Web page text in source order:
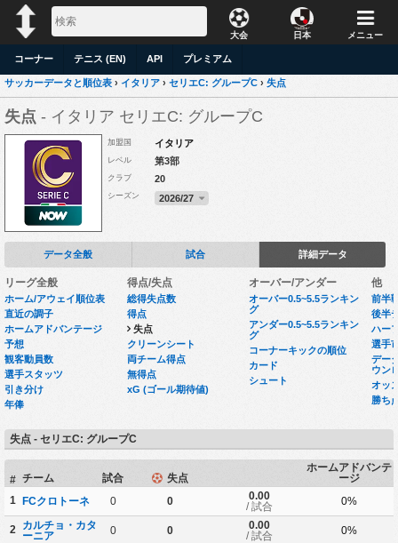
大会 日本 メニュー
コーナー テニス (EN) API プレミアム
サッカーデータと順位表 › イタリア › セリエC: グループC › 失点
失点 - イタリア セリエC: グループC
加盟国 イタリア
レベル 第3部
クラブ 20
シーズン 2026/27
データ全般 試合 詳細データ
リーグ全般
ホーム/アウェイ順位表
直近の調子
ホームアドバンテージ
予想
観客動員数
選手スタッツ
引き分け
年俸
得点/失点
総得失点数
得点
失点
クリーンシート
両チーム得点
無得点
xG (ゴール期待値)
オーバー/アンダー
オーバー0.5~5.5ランキン
グ
アンダー0.5~5.5ランキン
グ
コーナーキックの順位
カード
シュート
他
前半
後半
ハー
選手
デー
ウン
オッ
勝ち
失点 - セリエC: グループC
# チーム 試合 失点
ホームアドバンテ
ージ
1 FCクロトーネ 0 0
0.00
/ 試合
0%
2
カルチョ・カタ
ーニア
0 0
0.00
/ 試合
0%